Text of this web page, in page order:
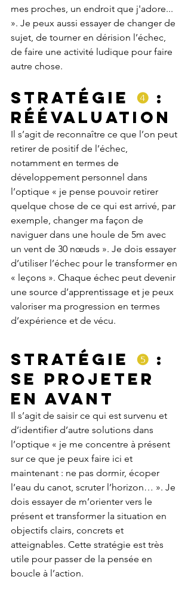
mes proches, un endroit que j'adore...
». Je peux aussi essayer de changer de
sujet, de tourner en dérision l’échec,
de faire une activité ludique pour faire
autre chose.
Stratégie ❹ :
Réévaluation
Il s’agit de reconnaître ce que l’on peut
retirer de positif de l’échec,
notamment en termes de
développement personnel dans
l’optique « je pense pouvoir retirer
quelque chose de ce qui est arrivé, par
exemple, changer ma façon de
naviguer dans une houle de 5m avec
un vent de 30 nœuds ». Je dois essayer
d’utiliser l’échec pour le transformer en
« leçons ». Chaque échec peut devenir
une source d’apprentissage et je peux
valoriser ma progression en termes
d’expérience et de vécu.
Stratégie ❺ :
Se projeter
en avant
Il s’agit de saisir ce qui est survenu et
d’identifier d’autre solutions dans
l’optique « je me concentre à présent
sur ce que je peux faire ici et
maintenant : ne pas dormir, écoper
l’eau du canot, scruter l’horizon… ». Je
dois essayer de m’orienter vers le
présent et transformer la situation en
objectifs clairs, concrets et
atteignables. Cette stratégie est très
utile pour passer de la pensée en
boucle à l’action.